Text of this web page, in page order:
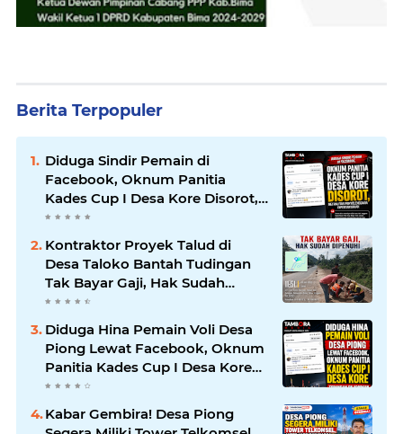
Berita Terpopuler
Diduga Sindir Pemain di
Facebook, Oknum Panitia
Kades Cup I Desa Kore Disorot,
Netralitas Penyelenggara
Dipertanyakan
Kontraktor Proyek Talud di
Desa Taloko Bantah Tudingan
Tak Bayar Gaji, Hak Sudah
Dipenuhi
Diduga Hina Pemain Voli Desa
Piong Lewat Facebook, Oknum
Panitia Kades Cup I Desa Kore
Terancam Dilaporkan ke Polisi
Kabar Gembira! Desa Piong